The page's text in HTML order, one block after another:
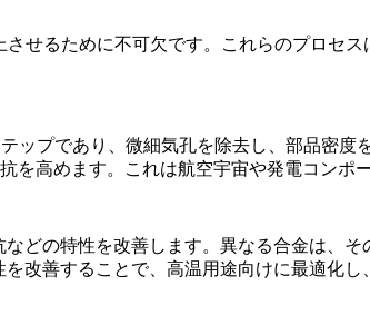
せるために不可欠です。これらのプロセ
ップであり、微細気孔を除去し、部品密
高めます。これは航空宇宙や発電コンポ
どの特性を改善します。異なる合金は、
改善することで、高温用途向けに最適化し